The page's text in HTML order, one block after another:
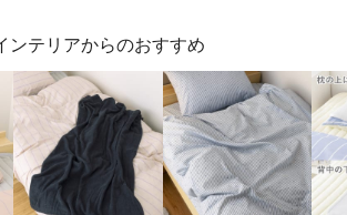
ンテリアからのおすすめ